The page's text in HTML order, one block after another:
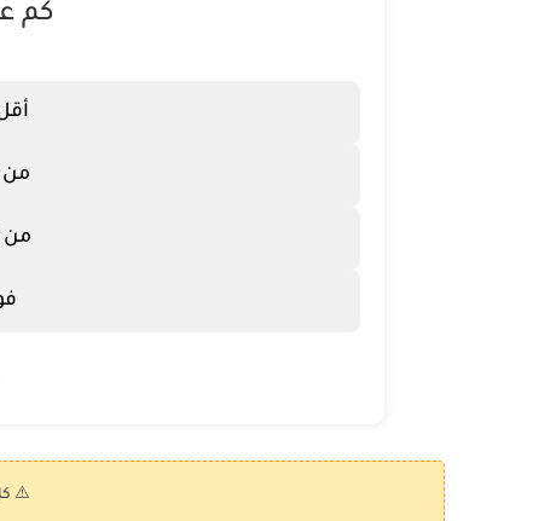
كم
أقل
من 18 لـ 25
من 26 لـ 35
⚠️ كل